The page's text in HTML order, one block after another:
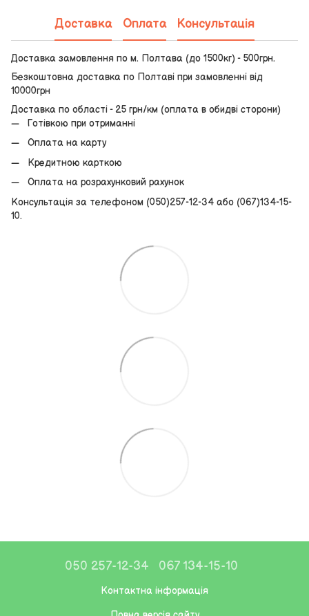
Доставка Оплата Консультація
Доставка замовлення по м. Полтава (до 1500кг) - 500грн.
Безкоштовна доставка по Полтаві при замовленні від
10000грн
Доставка по області - 25 грн/км (оплата в обидві сторони)
Готівкою при отриманні
Оплата на карту
Кредитною карткою
Оплата на розрахунковий рахунок
Консультація за телефоном (050)257-12-34 або (067)134-15-
10.
050 257-12-34 067 134-15-10
Контактна інформація